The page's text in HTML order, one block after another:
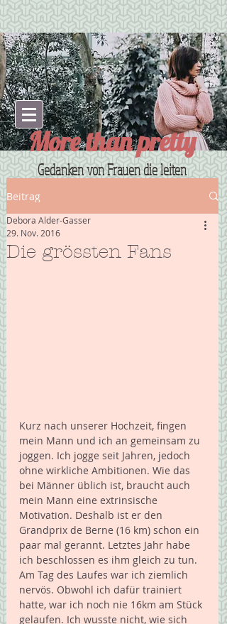
More than pretty
Gedanken von Frauen die leiten
Beitrag
Die grössten Fans
Debora Alder-Gasser
29. Nov. 2016
Kurz nach unserer Hochzeit, fingen
mein Mann und ich an gemeinsam zu
joggen. Ich jogge seit Jahren, jedoch
ohne wirkliche Ambitionen. Wie das
bei Männer üblich ist, braucht auch
mein Mann eine extrinsische
Motivation. Deshalb ist er den
Grandprix de Berne (16 km) schon ein
paar mal gerannt. Letztes Jahr habe
ich beschlossen es ihm gleich zu tun.
Am Tag des Laufes war ich ziemlich
nervös. Obwohl ich dafür trainiert
hatte, war ich noch nie 16km am Stück
gelaufen. Ich wusste nicht, wie sich